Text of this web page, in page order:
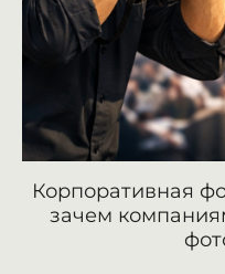
Корпоративная
зачем